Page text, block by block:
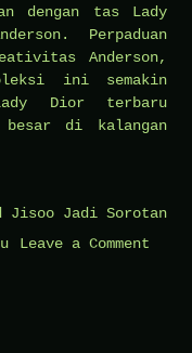
dengan tas Lady
Perpaduan
Anderson,
ini semakin
Dior terbaru
di kalangan
Jisoo Jadi Sorotan
Leave a Comment